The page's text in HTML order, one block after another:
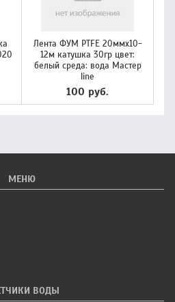
Лента ФУМ PTFE 20ммх10-
12м катушка 30гр цвет:
белый среда: вода Мастер
line
100 руб.
МЕНЮ
ВОДЫ